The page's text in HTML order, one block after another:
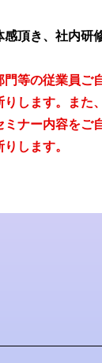
頂き、社内研
等の従業員ご
りします。また
ナー内容をご
します。